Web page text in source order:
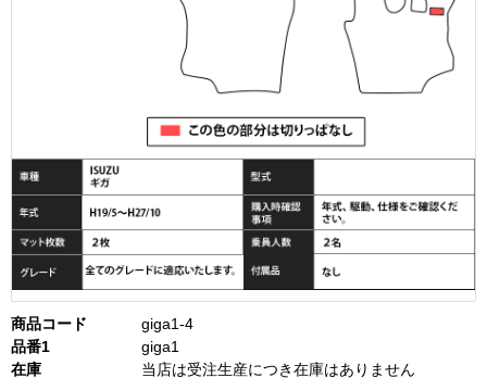
商品コード
giga1-4
品番1
giga1
在庫
当店は受注生産につき在庫はありません